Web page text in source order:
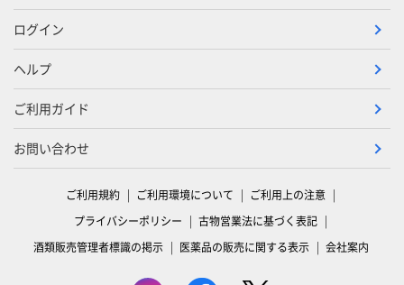
ログイン
ヘルプ
ご利用ガイド
お問い合わせ
ご利用規約 ご利用環境について
ご利用上の注意
プライバシーポリシー
古物営業法に基づく表記
酒類販売管理者標識の掲示
医薬品の販売に関する表示 会社案内